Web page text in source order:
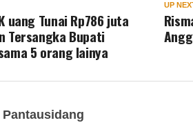
UP
uang Tunai Rp786 juta
Tersangka Bupati
5 orang lainya
Pantausidang